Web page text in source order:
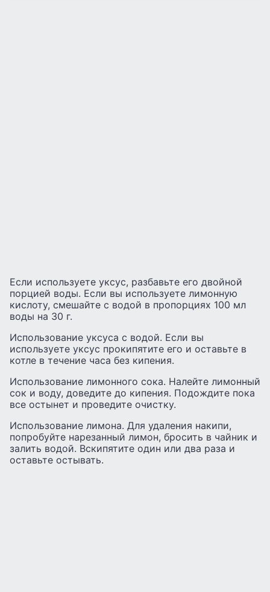
Если используете уксус, разбавьте его двойной
порцией воды. Если вы используете лимонную
кислоту, смешайте с водой в пропорциях 100 мл
воды на 30 г.
Использование уксуса с водой. Если вы
используете уксус прокипятите его и оставьте в
котле в течение часа без кипения.
Использование лимонного сока. Налейте лимонный
сок и воду, доведите до кипения. Подождите пока
все остынет и проведите очистку.
Использование лимона. Для удаления накипи,
попробуйте нарезанный лимон, бросить в чайник и
залить водой. Вскипятите один или два раза и
оставьте остывать.